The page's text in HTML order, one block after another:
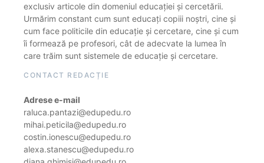
exclusiv articole din domeniul educației și cercetării.
Urmărim constant cum sunt educați copiii noștri, cine și
cum face politicile din educație și cercetare, cine și cum
îi formează pe profesori, cât de adecvate la lumea în
care trăim sunt sistemele de educație și cercetare.
CONTACT REDACȚIE
Adrese e-mail
raluca.pantazi@edupedu.ro
mihai.peticila@edupedu.ro
costin.ionescu@edupedu.ro
alexa.stanescu@edupedu.ro